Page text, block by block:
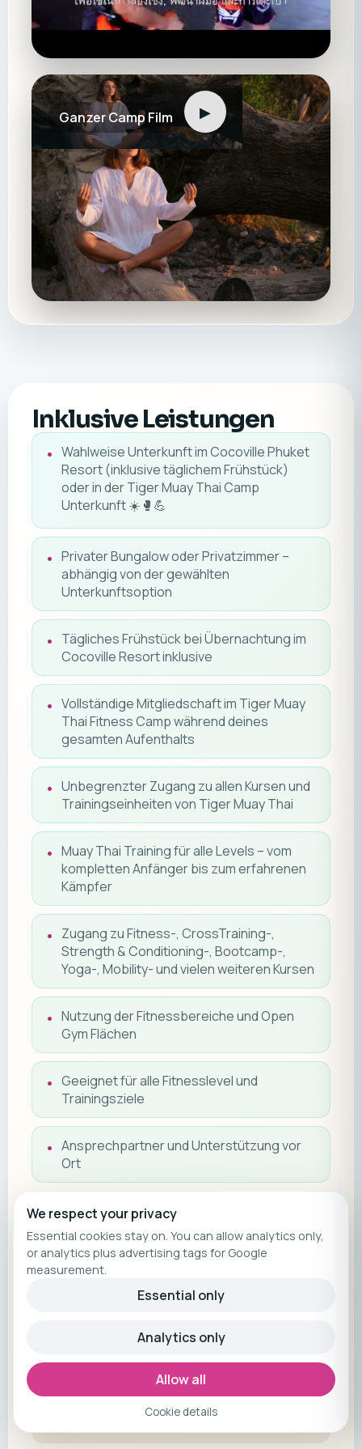
Ganzer Camp Film ▶
Inklusive Leistungen
Wahlweise Unterkunft im Cocoville Phuket
Resort (inklusive täglichem Frühstück)
oder in der Tiger Muay Thai Camp
Unterkunft ☀️🥊💪
Privater Bungalow oder Privatzimmer –
abhängig von der gewählten
Unterkunftsoption
Tägliches Frühstück bei Übernachtung im
Cocoville Resort inklusive
Vollständige Mitgliedschaft im Tiger Muay
Thai Fitness Camp während deines
gesamten Aufenthalts
Unbegrenzter Zugang zu allen Kursen und
Trainingseinheiten von Tiger Muay Thai
Muay Thai Training für alle Levels – vom
kompletten Anfänger bis zum erfahrenen
Kämpfer
Zugang zu Fitness-, CrossTraining-,
Strength & Conditioning-, Bootcamp-,
Yoga-, Mobility- und vielen weiteren Kursen
Nutzung der Fitnessbereiche und Open
Gym Flächen
Geeignet für alle Fitnesslevel und
Trainingsziele
Ansprechpartner und Unterstützung vor
Ort
Persönliche Reiseathleten Betreuung vor,
während und nach deiner Reise
Alle Reiseathleten Vorteile inklusive
der R+V Versicherung
Nicht enthalten
We respect your privacy
Essential cookies stay on. You can allow analytics only,
or analytics plus advertising tags for Google
measurement.
Essential only
Analytics only
Allow all
Cookie details